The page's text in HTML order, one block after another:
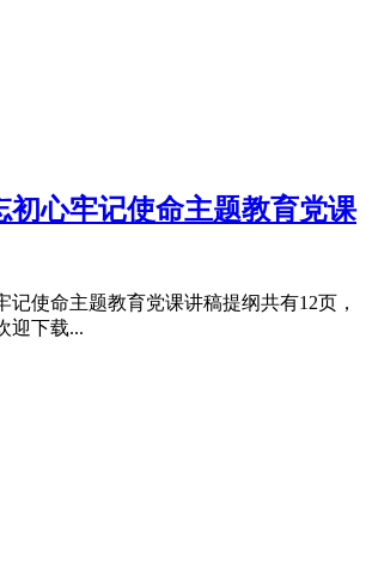
初心牢记使命主题教育党课
记使命主题教育党课讲稿提纲共有12页，
迎下载...